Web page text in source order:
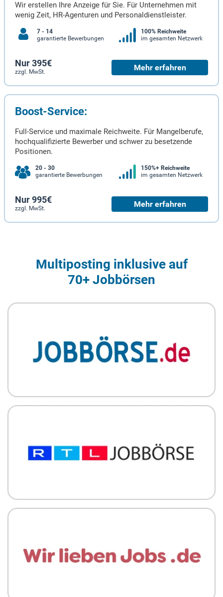
Wir erstellen Ihre Anzeige für Sie. Für Unternehmen mit
wenig Zeit, HR-Agenturen und Personaldienstleister.
7 - 14
garantierte Bewerbungen
100% Reichweite
im gesamten Netzwerk
Nur 395€
zzgl. MwSt. Mehr erfahren
Boost-Service:
Full-Service und maximale Reichweite. Für Mangelberufe,
hochqualifizierte Bewerber und schwer zu besetzende
Positionen.
20 - 30
garantierte Bewerbungen
150%+ Reichweite
im gesamten Netzwerk
Nur 995€
zzgl. MwSt. Mehr erfahren
Multiposting inklusive auf
70+ Jobbörsen